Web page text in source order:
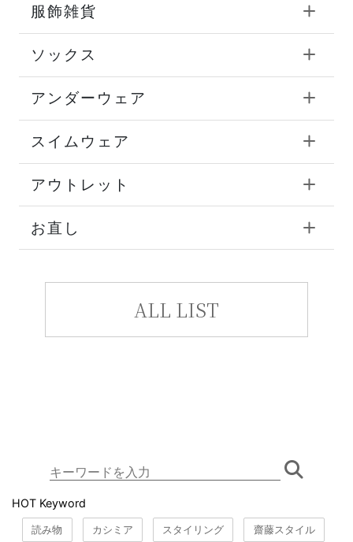
服飾雑貨
ソックス
アンダーウェア
スイムウェア
アウトレット
お直し
ALL LIST
HOT Keyword
読み物 カシミア スタイリング 齋藤スタイル